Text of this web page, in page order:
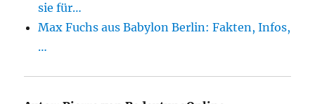
sie für…
Max Fuchs aus Babylon Berlin: Fakten, Infos,
…